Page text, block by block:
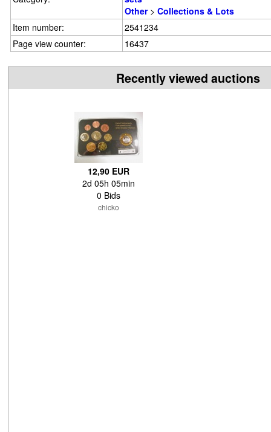
Other> Collections & Lots
Item number:
2541234
Page view counter:
16437
Recently viewed auctions
12,90 EUR
2d 05h 05min
0 Bids
chicko